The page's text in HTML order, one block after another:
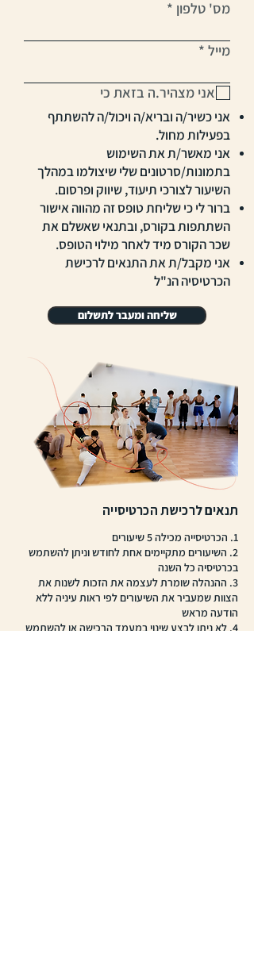
מס' טלפון
מייל
אני מצהיר.ה בזאת כי
אני כשיר/ה ובריא/ה ויכול/ה להשתתף
בפעילות מחול.
אני מאשר/ת את השימוש
בתמונות/סרטונים שלי שיצולמו במהלך
השיעור לצורכי תיעוד, שיווק ופרסום.
ברור לי כי שליחת טופס זה מהווה אישור
השתתפות בקורס, ובתנאי שאשלם את
שכר הקורס מיד לאחר מילוי הטופס.
אני מקבל/ת את התנאים לרכישת
הכרטיסיה הנ"ל
שליחה ומעבר לתשלום
תנאים לרכישת הכרטיסייה
1. הכרטיסייה מכילה 5 שיעורים
2. השיעורים מתקיימים אחת לחודש וניתן להשתמש
בכרטיסיה כל השנה
3. ההנהלה שומרת לעצמה את הזכות לשנות את
הצוות שמעביר את השיעורים לפי ראות עיניה ללא
הודעה מראש
4. לא ניתן לבצע שינוי במעמד הרכישה או להשתמש